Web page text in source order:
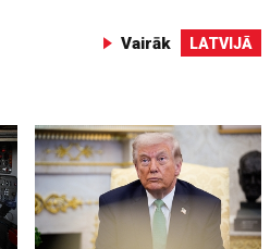
Vairāk LATVIJĀ